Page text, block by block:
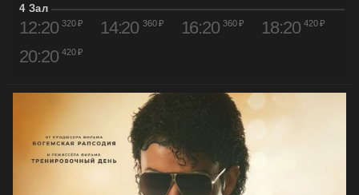
4 Зал
12:20 320 ₽ 14:20 360 ₽ 16:20 360 ₽ 18:20 420 ₽
20:20 420 ₽